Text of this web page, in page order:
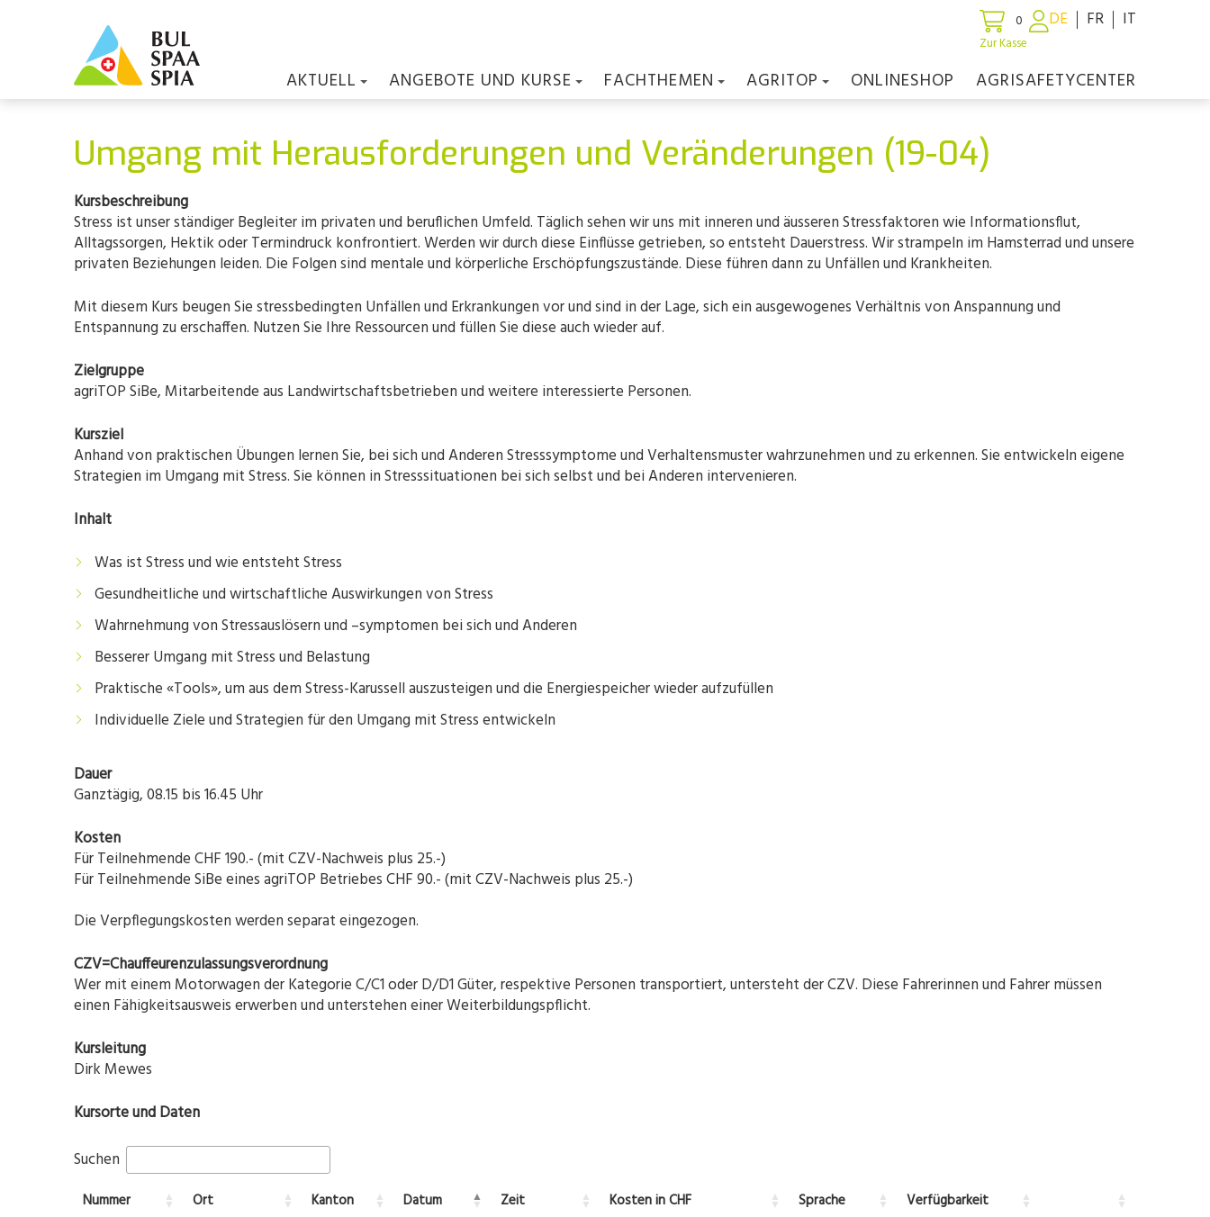
0
Zur Kasse
DE FR IT
AKTUELL ANGEBOTE UND KURSE FACHTHEMEN AGRITOP ONLINESHOP AGRISAFETYCENTER
Umgang mit Herausforderungen und Veränderungen (19-04)
Kursbeschreibung
Stress ist unser ständiger Begleiter im privaten und beruflichen Umfeld. Täglich sehen wir uns mit inneren und äusseren Stressfaktoren wie Informationsflut,
Alltagssorgen, Hektik oder Termindruck konfrontiert. Werden wir durch diese Einflüsse getrieben, so entsteht Dauerstress. Wir strampeln im Hamsterrad und unsere
privaten Beziehungen leiden. Die Folgen sind mentale und körperliche Erschöpfungszustände. Diese führen dann zu Unfällen und Krankheiten.
Mit diesem Kurs beugen Sie stressbedingten Unfällen und Erkrankungen vor und sind in der Lage, sich ein ausgewogenes Verhältnis von Anspannung und
Entspannung zu erschaffen. Nutzen Sie Ihre Ressourcen und füllen Sie diese auch wieder auf.
Zielgruppe
agriTOP SiBe, Mitarbeitende aus Landwirtschaftsbetrieben und weitere interessierte Personen.
Kursziel
Anhand von praktischen Übungen lernen Sie, bei sich und Anderen Stresssymptome und Verhaltensmuster wahrzunehmen und zu erkennen. Sie entwickeln eigene
Strategien im Umgang mit Stress. Sie können in Stresssituationen bei sich selbst und bei Anderen intervenieren.
Inhalt
Was ist Stress und wie entsteht Stress
Gesundheitliche und wirtschaftliche Auswirkungen von Stress
Wahrnehmung von Stressauslösern und –symptomen bei sich und Anderen
Besserer Umgang mit Stress und Belastung
Praktische «Tools», um aus dem Stress-Karussell auszusteigen und die Energiespeicher wieder aufzufüllen
Individuelle Ziele und Strategien für den Umgang mit Stress entwickeln
Dauer
Ganztägig, 08.15 bis 16.45 Uhr
Kosten
Für Teilnehmende CHF 190.- (mit CZV-Nachweis plus 25.-)
Für Teilnehmende SiBe eines agriTOP Betriebes CHF 90.- (mit CZV-Nachweis plus 25.-)
Die Verpflegungskosten werden separat eingezogen.
CZV=Chauffeurenzulassungsverordnung
Wer mit einem Motorwagen der Kategorie C/C1 oder D/D1 Güter, respektive Personen transportiert, untersteht der CZV. Diese Fahrerinnen und Fahrer müssen
einen Fähigkeitsausweis erwerben und unterstehen einer Weiterbildungspflicht.
Kursleitung
Dirk Mewes
Kursorte und Daten
Suchen
Nummer Ort Kanton Datum Zeit Kosten in CHF Sprache Verfügbarkeit